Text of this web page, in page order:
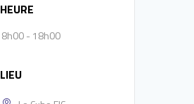
HEURE
8h00 - 18h00
LIEU